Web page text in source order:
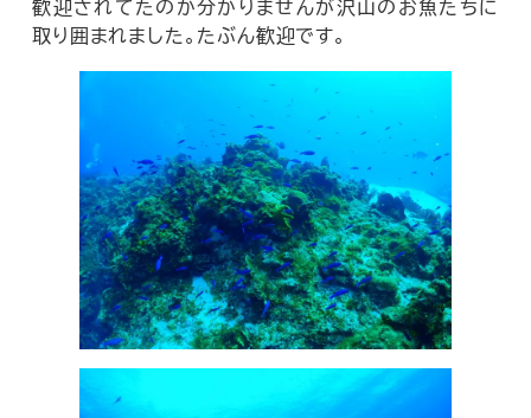
歓迎されてたのか分かりませんが沢山のお魚たちに
取り囲まれました。たぶん歓迎です。